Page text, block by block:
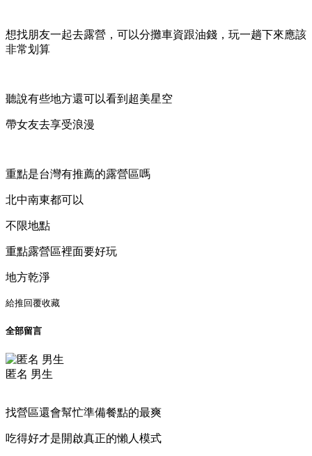
想找朋友一起去露營，可以分攤車資跟油錢，玩一趟下來應該
非常划算
聽說有些地方還可以看到超美星空
帶女友去享受浪漫
重點是台灣有推薦的露營區嗎
北中南東都可以
不限地點
重點露營區裡面要好玩
地方乾淨
給推回覆收藏
全部留言
匿名 男生
找營區還會幫忙準備餐點的最爽
吃得好才是開啟真正的懶人模式